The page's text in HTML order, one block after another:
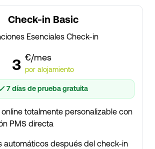
Check-in Basic
Esenciales Check-in
3
€/mes
por alojamiento
7 días de prueba gratuita
totalmente personalizable con
PMS directa
automáticos después del check-in